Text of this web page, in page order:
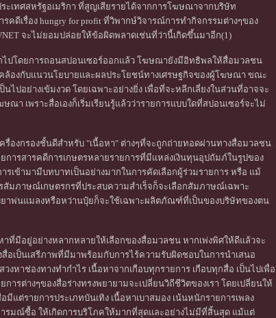
ะเทศสหรัฐอเมริกา ที่สูญเสียรายได้จากการโฆษณาจากบริษัท
รคดีเรื่อง hungry for profit ที่วิพากษ์วิจารณ์การทำกิจกรรมต่างๆของ
จะไม่ยอมปล่อยให้ข้อผิดพลาดเช่นที่ว่านี้เกิดขึ้นมาอีก(1)
ปโดยการถอนสปอนเซอร์ออกแล้ว โฆษณายังมีอิทธิพลให้สื่อมวลชน
ล้องกับแนวนโยบายและผลประโยชน์ทางเศรษฐกิจของผู้โฆษณา ขณะ
นไปอย่างเข้มงวด โดยเฉพาะอย่างยิ่ง เพื่อที่จะหลีกเลี่ยงในส่วนที่อาจจะ
า เพราะสื่อเองก็เริ่มเรียนรู้แล้วว่ารายการแบบใดที่สปอนเซอร์จะไม่
องกรองชั้นดีสำหรับ "เนื้อหา" ต่างๆที่จะถูกถ่ายทอดผ่านทางสื่อมวลชน
การสารคดีการเกษตรหลายรายการที่มีแหล่งเงินทุนอุปถัมภ์ในรูปของ
เข้ามามีบทบาทเป็นอย่างมากในการคัดเลือกผู้ร่วมรายการ หรือ แม้
สัมภาษณ์เกษตรกรที่ประสบความสำเร็จก็จะเลือกสัมภาษณ์เฉพาะ
าพ่นแมลงหรือหว่านปุ๋ยก็จะใช้เฉพาะผลิตภัณฑ์ที่เป็นของบริษัทของตน
ที่มีอยู่อย่างหลากหลายให้เลือกของสื่อมวลชน หากเพ่งพิศให้ดีแล้วจะ
อเป็นเสรีภาพที่มีมาพร้อมกับการไร้ความรับผิดชอบในการนำเสนอ
หาช่องทางทำกำไร เนื้อหาจากเกือบทุกรายการ เกือบทุกสื่อ เป็นไปเพื่อ
รต่างๆของสื่อร่างทรงพยายามจะเปลี่ยนวิถีชีวิตของเรา โดยเปลี่ยนให้
ต่รายการประเภทบันเทิง เนื้อหาเบาสมอง เน้นหนักรายการเพลง
รมณ์ซื้อ ให้เกิดการบริโภคให้มากที่สุดและอย่างไม่มีที่สิ้นสุด แม้แต่